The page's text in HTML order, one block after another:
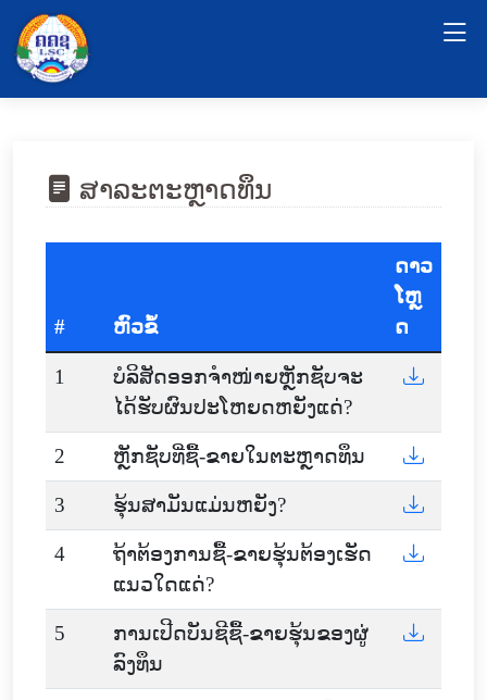
ສາລະຕະຫຼາດທຶນ
# ຫົວຂໍ້
ດາວ
ໂຫຼ
ດ
1
ບໍລິສັດອອກຈຳໜ່າຍຫຼັກຊັບຈະ
ໄດ້ຮັບຜົນປະໂຫຍດຫຍັງແດ່?
2 ຫຼັກຊັບທີ່ຊື້-ຂາຍໃນຕະຫຼາດທຶນ
3 ຮຸ້ນສາມັນແມ່ນຫຍັງ?
4
ຖ້າຕ້ອງການຊື້-ຂາຍຮຸ້ນຕ້ອງເຮັດ
ແນວໃດແດ່?
5
ການເປີດບັນຊີຊື້-ຂາຍຮຸ້ນຂອງຜູ່
ລົງທຶນ